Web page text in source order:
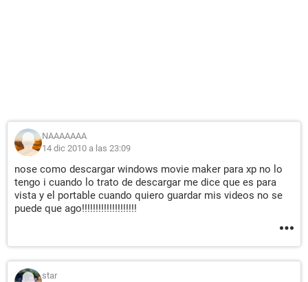
NAAAAAAA
14 dic 2010 a las 23:09
nose como descargar windows movie maker para xp no lo
tengo i cuando lo trato de descargar me dice que es para
vista y el portable cuando quiero guardar mis videos no se
puede que ago!!!!!!!!!!!!!!!!!!!!
star